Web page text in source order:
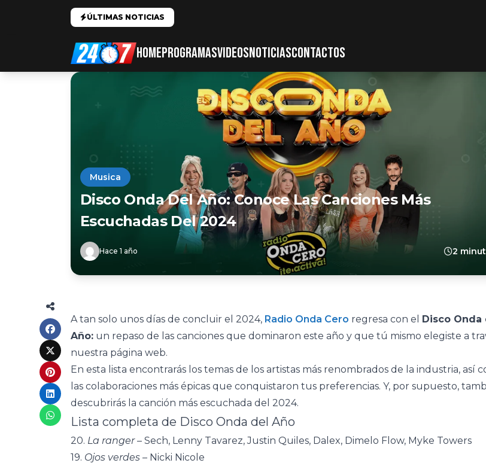
ÚLTIMAS NOTICIAS
HOMEPROGRAMASVIDEOSNOTICIASCONTACTOS
Musica
Disco Onda Del Año: Conoce Las Canciones Más
Escuchadas Del 2024
Hace 1 año 2
A tan solo unos días de concluir el 2024, Radio Onda Cero regresa con el Disco Onda
Año: un repaso de las canciones que dominaron este año y que tú mismo elegiste a
nuestra página web.
En esta lista encontrarás los temas de los artistas más renombrados de la industria, así
las colaboraciones más épicas que conquistaron tus preferencias. Y, por supuesto,
descubrirás la canción más escuchada del 2024.
Lista completa de Disco Onda del Año
20. La ranger– Sech, Lenny Tavarez, Justin Quiles, Dalex, Dimelo Flow, Myke Towers
19. Ojos verdes – Nicki Nicole